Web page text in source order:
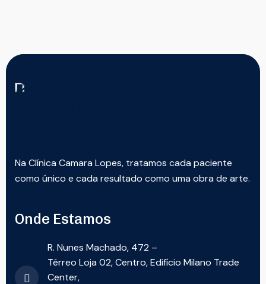
Na Clínica Camara Lopes, tratamos cada paciente
como único e cada resultado como uma obra de arte.
Onde Estamos
R. Nunes Machado, 472 –
Térreo Loja 02, Centro, Edifício Milano Trade
Center,